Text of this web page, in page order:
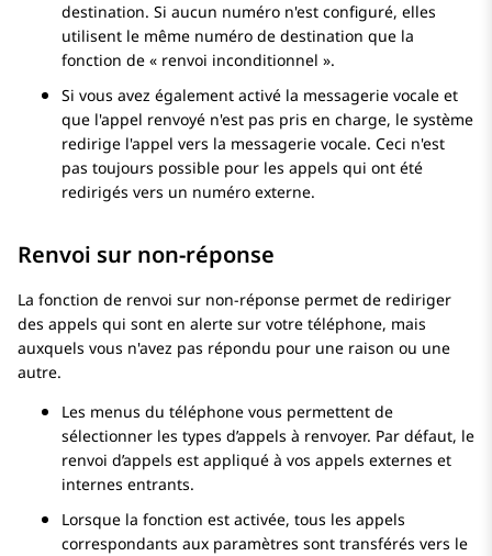
destination. Si aucun numéro n'est configuré, elles
utilisent le même numéro de destination que la
fonction de « renvoi inconditionnel ».
Si vous avez également activé la messagerie vocale et
que l'appel renvoyé n'est pas pris en charge, le système
redirige l'appel vers la messagerie vocale. Ceci n'est
pas toujours possible pour les appels qui ont été
redirigés vers un numéro externe.
Renvoi sur non-réponse
La fonction de renvoi sur non-réponse permet de rediriger
des appels qui sont en alerte sur votre téléphone, mais
auxquels vous n'avez pas répondu pour une raison ou une
autre.
Les menus du téléphone vous permettent de
sélectionner les types d’appels à renvoyer. Par défaut, le
renvoi d’appels est appliqué à vos appels externes et
internes entrants.
Lorsque la fonction est activée, tous les appels
correspondants aux paramètres sont transférés vers le